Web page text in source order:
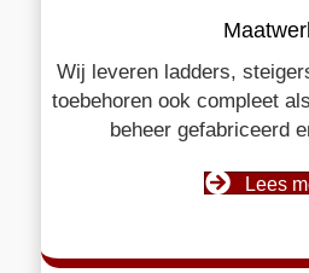
Wij leveren ladders,
toebehoren ook compleet
beheer gefabriceerd
Lees